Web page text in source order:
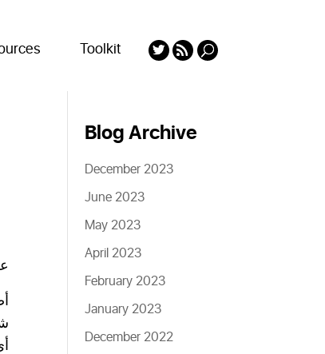
Toolkit
Blog Archive
December 2023
June 2023
May 2023
April 2023
February 2023
January 2023
December 2022